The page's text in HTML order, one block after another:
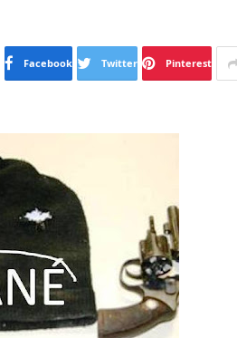
Facebook Twitter Pinterest